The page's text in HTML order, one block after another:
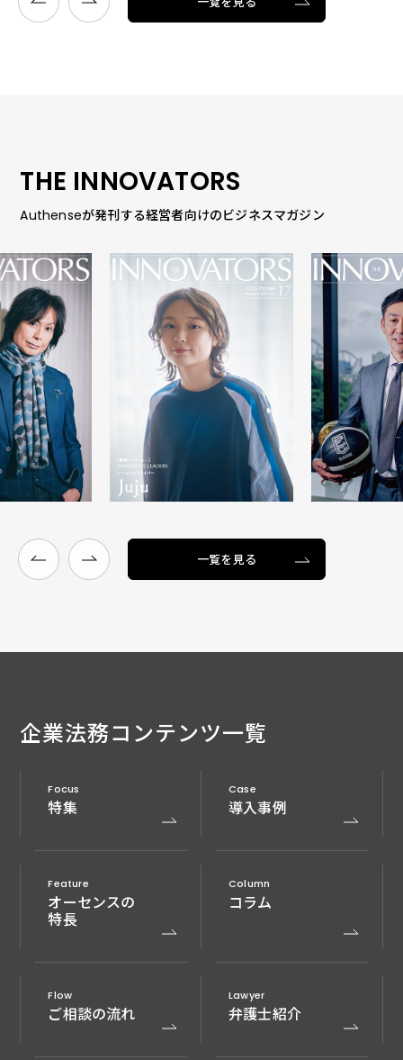
THE INNOVATORS
Authenseが発刊する経営者向けのビジネスマガジン
一覧を見る
企業法務コンテンツ一覧
Focus
特集
Case
導入事例
Feature
オーセンスの
特長
Column
コラム
Flow
ご相談の流れ
Lawyer
弁護士紹介